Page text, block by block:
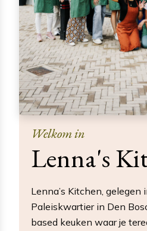
Welkom in
Lenna's
Lenna’s Kitchen, gelegen
Paleiskwartier in Den
based keuken waar je